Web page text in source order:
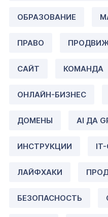
ОБРАЗОВАНИЕ
ПРАВО
САЙТ КОМАНДА
ОНЛАЙН-БИЗНЕС
ДОМЕНЫ AI ДА
ИНСТРУКЦИИ
ЛАЙФХАКИ
БЕЗОПАСНОСТЬ